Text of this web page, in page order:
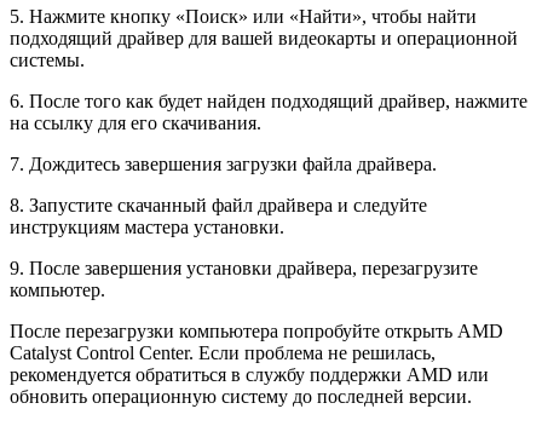
5. Нажмите кнопку «Поиск» или «Найти», чтобы найти
подходящий драйвер для вашей видеокарты и операционной
системы.
6. После того как будет найден подходящий драйвер, нажмите
на ссылку для его скачивания.
7. Дождитесь завершения загрузки файла драйвера.
8. Запустите скачанный файл драйвера и следуйте
инструкциям мастера установки.
9. После завершения установки драйвера, перезагрузите
компьютер.
После перезагрузки компьютера попробуйте открыть AMD
Catalyst Control Center. Если проблема не решилась,
рекомендуется обратиться в службу поддержки AMD или
обновить операционную систему до последней версии.